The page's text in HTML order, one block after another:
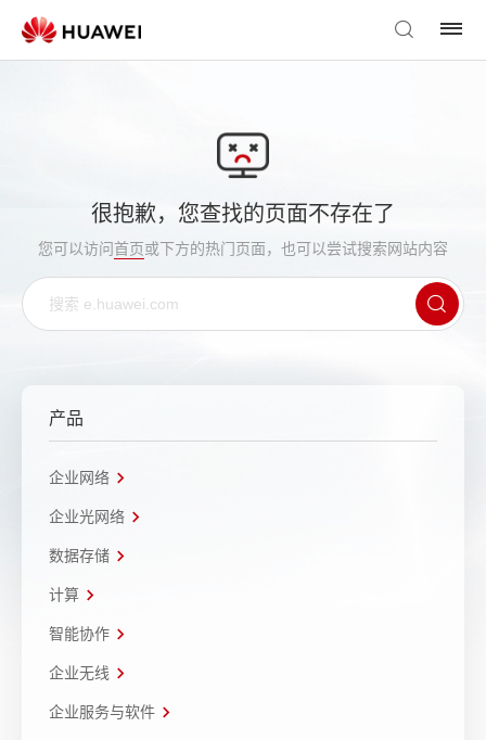
很抱歉，您查找的页面不存在了
您可以访问首页或下方的热门页面，也可以尝试搜索网站内容
产品
企业网络
企业光网络
数据存储
计算
智能协作
企业无线
企业服务与软件